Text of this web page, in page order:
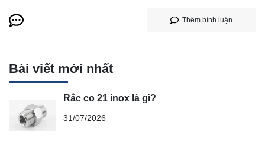
Thêm bình luận
Bài viết mới nhất
Rắc co 21 inox là gì?
31/07/2026